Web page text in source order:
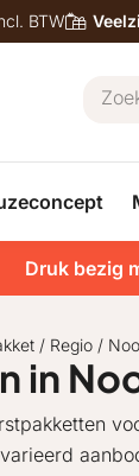
BTW
Druk bezig
/ Regio /
in